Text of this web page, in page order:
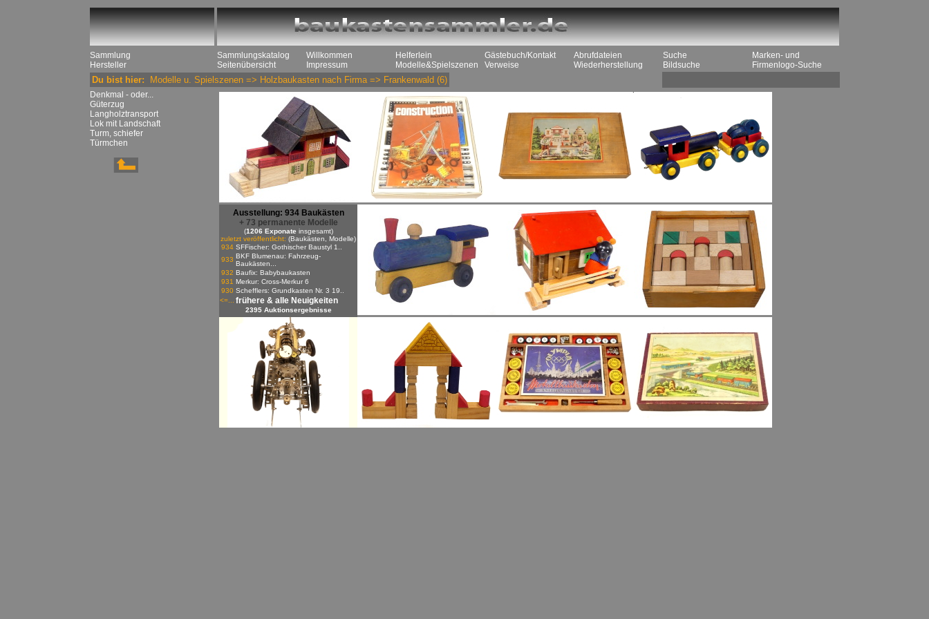
Sammlung
Hersteller
Sammlungskatalog
Seitenübersicht
Willkommen
Impressum
Helferlein
Modelle&Spielszenen
Gästebuch/Kontakt
Verweise
Abrufdateien
Wiederherstellung
Suche
Bildsuche
Marken- und
Firmenlogo-Suche
Du bist hier: Modelle u. Spielszenen => Holzbaukasten nach Firma => Frankenwald (6)
Denkmal - oder...
Güterzug
Langholztransport
Lok mit Landschaft
Turm, schiefer
Türmchen
Ausstellung: 934 Baukästen
+ 73 permanente Modelle
(1206 Exponate insgesamt)
zuletzt veröffentlicht: (Baukästen, Modelle)
934 SFFischer: Gothischer Baustyl 1..
933 BKF Blumenau: Fahrzeug-
Baukästen...
932 Baufix: Babybaukasten
931 Merkur: Cross-Merkur 6
930 Schefflers: Grundkasten Nr. 3 19..
<=...
frühere & alle Neuigkeiten
2395 Auktionsergebnisse